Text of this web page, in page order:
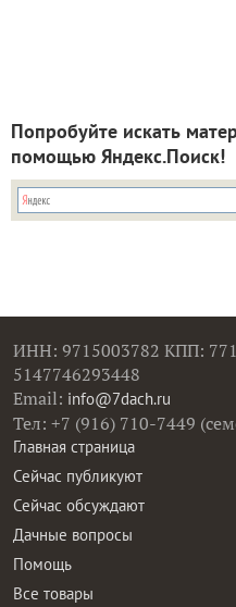
Попробуйте искать
помощью Яндекс.Поиск!
ИНН: 9715003782 КПП:
5147746293448
Email: info@7dach.ru
Тел: +7 (916) 710-7449
Главная страница
Сейчас публикуют
Сейчас обсуждают
Дачные вопросы
Помощь
Все товары